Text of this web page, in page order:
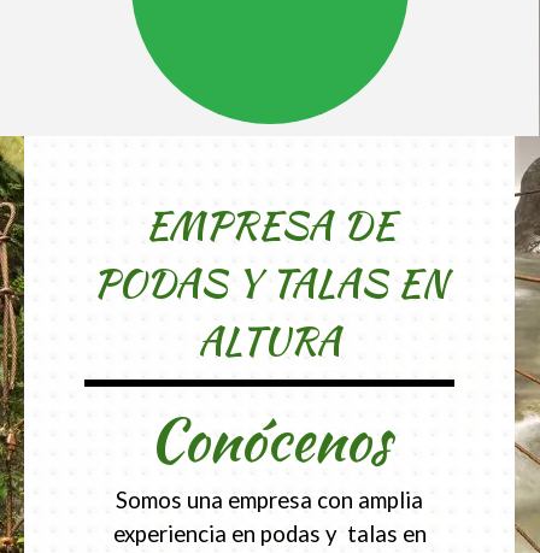
EMPRESA DE
PODAS Y TALAS EN
ALTURA
Conócenos
Somos una empresa con amplia
experiencia en podas y talas en